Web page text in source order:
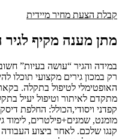
קבלת הצעת מחיר מיידית
מתן מענה מקיף לגיר
במידה והגיר “עושה בעיות”
רק במכון גירים מקצועי תוכלו
האופטימלי לטיפול בתקלה.
מתקדם לאיתור וטיפול יעיל
קפדני ויסודי,הכולל: החלפת
מומנט, שמנים+פילטרים, לימוד
קנגו שלכם. לאחר ביצוע